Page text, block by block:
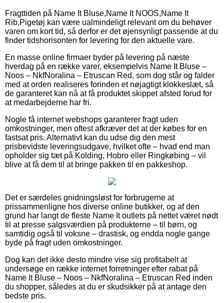
Fragttiden på Name It Bluse,Name It NOOS,Name It
Rib,Pigetøj kan være ualmindeligt relevant om du behøver
varen om kort tid, så derfor er det øjensynligt passende at du
finder tidshorisonten for levering for den aktuelle vare.
En masse online firmaer byder på levering på næste
hverdag på en række varer, eksempelvis Name It Bluse –
Noos – NkfNoralina – Etruscan Red, som dog står og falder
med at orden realiseres forinden et nøjagtigt klokkeslæt, så
de garanteret kan nå at få produktet skippet afsted forud for
at medarbejderne har fri.
Nogle få internet webshops garanterer fragt uden
omkostninger, men oftest afkræver det at der købes for en
fastsat pris. Alternativt kan du udse dig den mest
prisbevidste leveringsudgave, hvilket ofte – hvad end man
opholder sig tæt på Kolding, Hobro eller Ringkøbing – vil
blive at få dem til at bringe pakken til en pakkeshop.
Det er særdeles gnidningsløst for forbrugerne at
prissammenligne hos diverse online butikker, og af den
grund har langt de fleste Name It outlets på nettet været nødt
til at presse salgsværdien på produkterne – til børn, og
samtidig også til voksne – drastisk, og endda nogle gange
byde på fragt uden omkostninger.
Dog kan det ikke desto mindre vise sig profitabelt at
undersøge en række internet forretninger efter rabat på
Name It Bluse – Noos – NkfNoralina – Etruscan Red inden
du shopper, således at du er skudsikker på at antage den
bedste pris.